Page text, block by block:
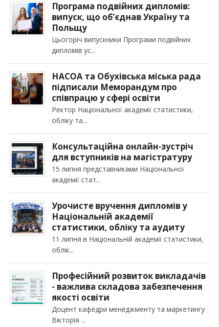
Програма подвійних дипломів:
випуск, що об’єднав Україну та
Польщу
Цьогоріч випускники Програми подвійних
дипломів ус
НАСОА та Обухівська міська рада
підписали Меморандум про
співпрацю у сфері освіти
Ректор Національної академії статистики,
обліку та
Консультаційна онлайн-зустріч
для вступників на магістратуру
15 липня представниками Національної
академії стат
Урочисте вручення дипломів у
Національній академії
статистики, обліку та аудиту
11 липня в Національній академії статистики,
облік
Професійний розвиток викладачів
- важлива складова забезпечення
якості освіти
Доцент кафедри менеджменту та маркетингу
Вікторія